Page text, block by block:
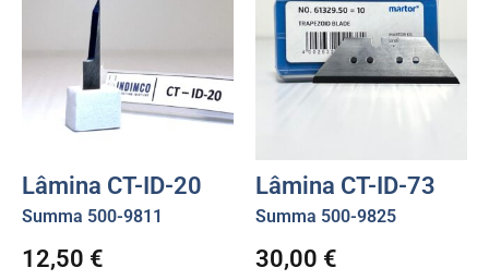
Lâmina CT-ID-20
Summa 500-9811
12,50 €
Lâmina CT-ID-73
Summa 500-9825
30,00 €